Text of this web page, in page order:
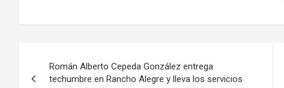
de
Román Alberto Cepeda González entrega
techumbre en Rancho Alegre y lleva los servicios